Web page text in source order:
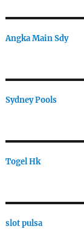
Angka Main Sdy
Sydney Pools
Togel Hk
slot pulsa